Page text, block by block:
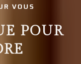
VOUS
POUR